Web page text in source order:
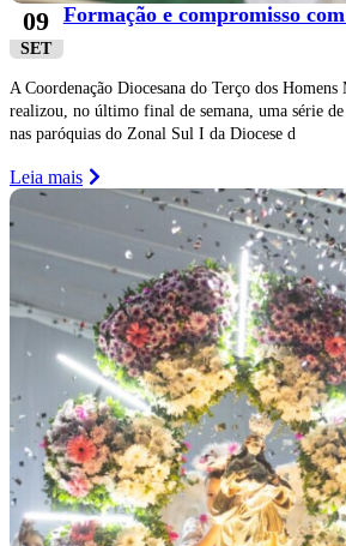
09
SET
Formação e compromisso
A Coordenação Diocesana do Terço dos
realizou, no último final de semana, uma série
nas paróquias do Zonal Sul I da Diocese d
Leia mais